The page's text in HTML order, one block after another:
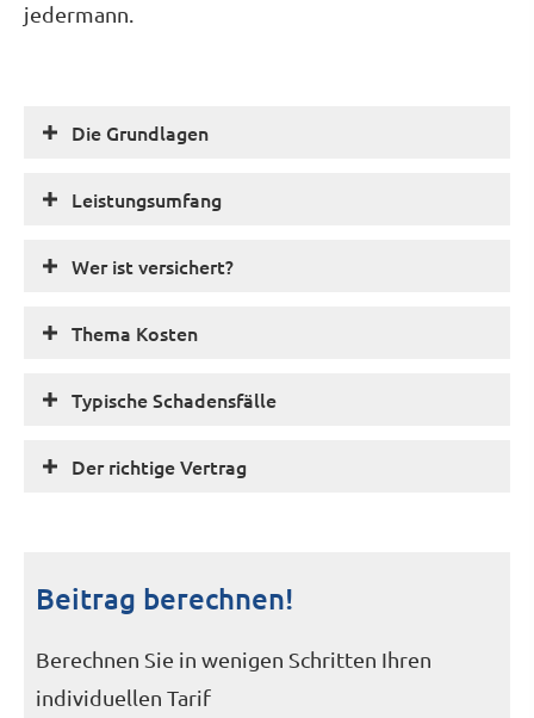
jedermann.
Die Grundlagen
Leistungsumfang
Wer ist versichert?
Thema Kosten
Typische Schadensfälle
Der richtige Vertrag
Beitrag berechnen!
Berechnen Sie in wenigen Schritten Ihren
individuellen Tarif